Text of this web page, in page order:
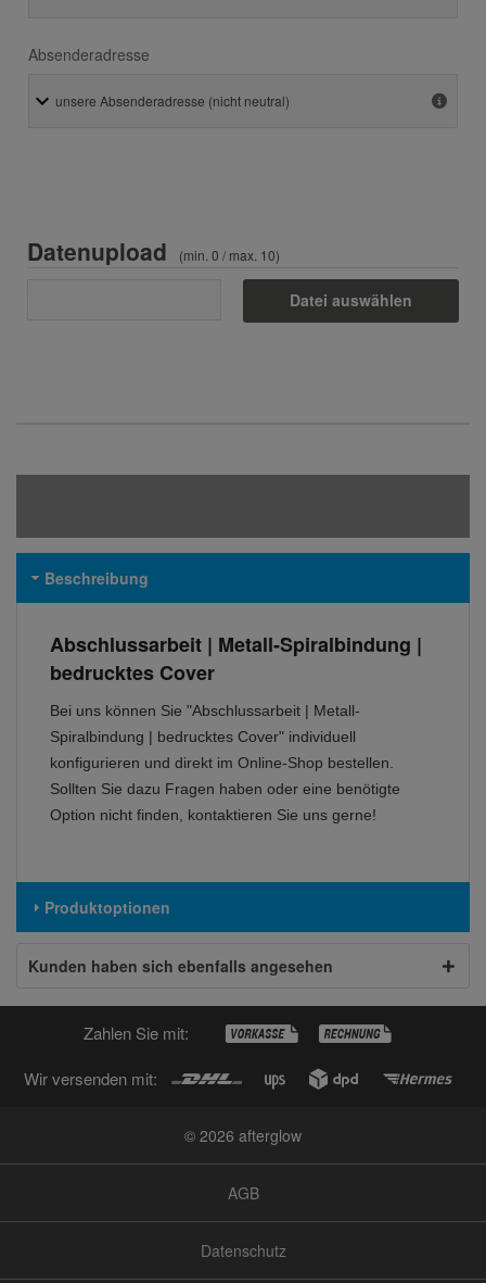
Absenderadresse
Datenupload (min. 0 / max. 10)
Datei auswählen
Beschreibung
Abschlussarbeit | Metall-Spiralbindung |
bedrucktes Cover
Bei uns können Sie "Abschlussarbeit | Metall-
Spiralbindung | bedrucktes Cover" individuell
konfigurieren und direkt im Online-Shop bestellen.
Sollten Sie dazu Fragen haben oder eine benötigte
Option nicht finden, kontaktieren Sie uns gerne!
Produktoptionen
Kunden haben sich ebenfalls angesehen
Zahlen Sie mit:
Wir versenden mit:
© 2026 afterglow
AGB
Datenschutz